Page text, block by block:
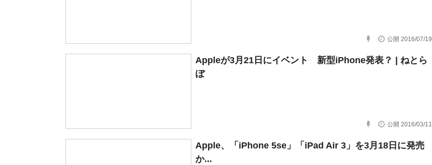
公開 2016/07/19
Appleが3月21日にイベント 新型iPhone発表？ | ねとら
ぼ
公開 2016/03/11
Apple、「iPhone 5se」「iPad Air 3」を3月18日に発売
か...